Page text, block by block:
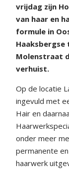
vrijdag zijn
van haar en
formule in
Molenstraat
verhuist.
Op de locatie
ingevuld met
Hair en
onder meer
permanente
haarwerk